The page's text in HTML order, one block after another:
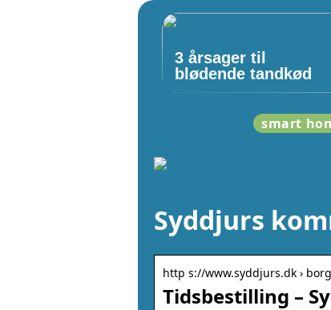
3 årsager til
blødende tandkød
smart
Syddjurs
http s://www.syddjurs.dk ›
Tidsbestilling –